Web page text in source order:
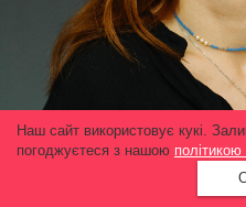
Наш сайт використовує кукі.
погоджуєтеся з нашою політикою